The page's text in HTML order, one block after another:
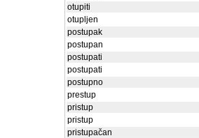
otupiti
otupljen
postupak
postupan
postupati
postupati
postupno
prestup
pristup
pristup
pristupačan